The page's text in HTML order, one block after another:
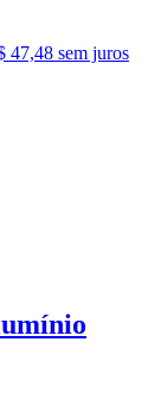
47,48 sem juros